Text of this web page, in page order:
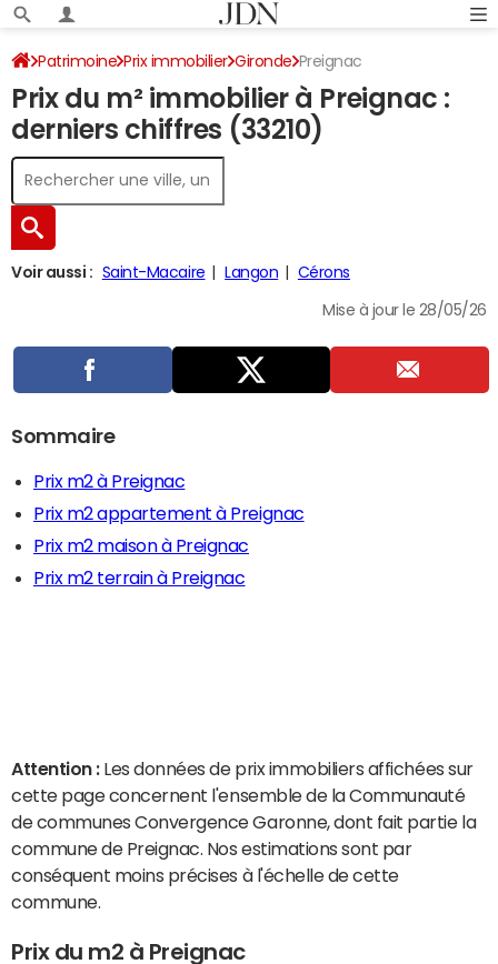
Patrimoine Prix immobilier Gironde Preignac
Prix du m² immobilier à Preignac :
derniers chiffres (33210)
Voir aussi : Saint-Macaire Langon Cérons
Mise à jour le 28/05/26
Sommaire
Prix m2 à Preignac
Prix m2 appartement à Preignac
Prix m2 maison à Preignac
Prix m2 terrain à Preignac
Attention : Les données de prix immobiliers affichées sur
cette page concernent l'ensemble de la Communauté
de communes Convergence Garonne, dont fait partie la
commune de Preignac. Nos estimations sont par
conséquent moins précises à l'échelle de cette
commune.
Prix du m2 à Preignac